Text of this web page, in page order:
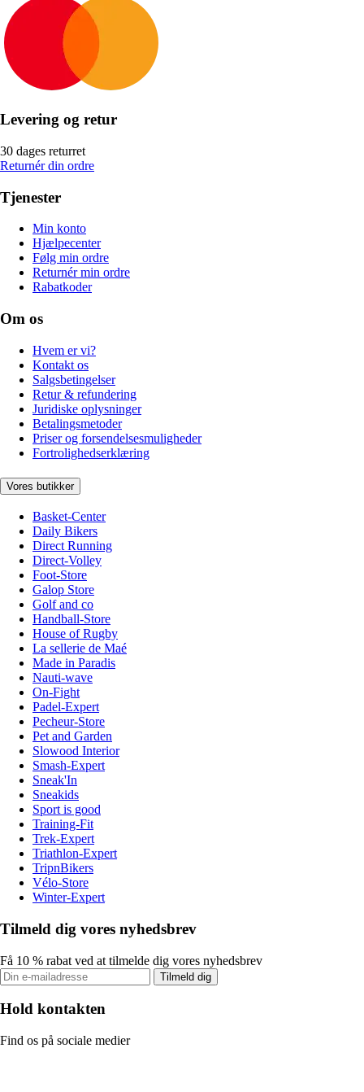
Levering og retur
30 dages returret
Returnér din ordre
Tjenester
Min konto
Hjælpecenter
Følg min ordre
Returnér min ordre
Rabatkoder
Om os
Hvem er vi?
Kontakt os
Salgsbetingelser
Retur & refundering
Juridiske oplysninger
Betalingsmetoder
Priser og forsendelsesmuligheder
Fortrolighedserklæring
Vores butikker
Basket-Center
Daily Bikers
Direct Running
Direct-Volley
Foot-Store
Galop Store
Golf and co
Handball-Store
House of Rugby
La sellerie de Maé
Made in Paradis
Nauti-wave
On-Fight
Padel-Expert
Pecheur-Store
Pet and Garden
Slowood Interior
Smash-Expert
Sneak'In
Sneakids
Sport is good
Training-Fit
Trek-Expert
Triathlon-Expert
TripnBikers
Vélo-Store
Winter-Expert
Tilmeld dig vores nyhedsbrev
Få 10 % rabat ved at tilmelde dig vores nyhedsbrev
Tilmeld dig
Hold kontakten
Find os på sociale medier